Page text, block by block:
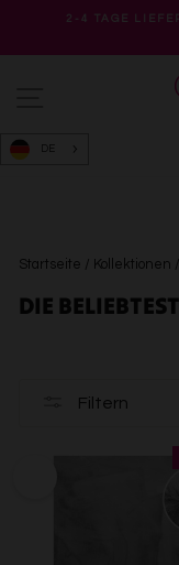
Inhalt
2-4 TAGE
Startseite / Kollektionen /
DIE
Filtern